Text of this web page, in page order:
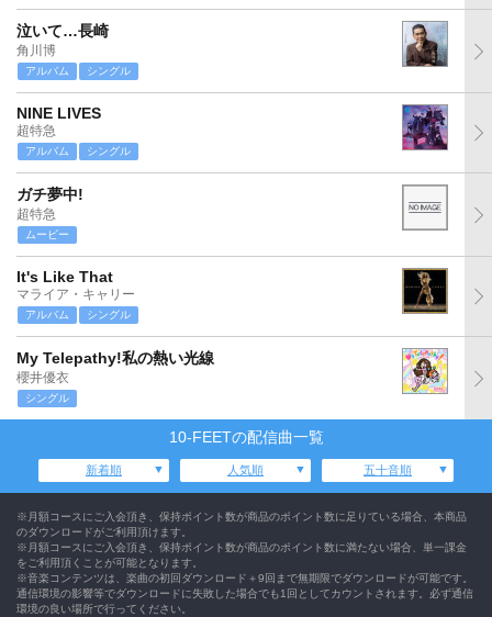
泣いて…長崎
角川博
アルバム シングル
NINE LIVES
超特急
アルバム シングル
ガチ夢中!
超特急
ムービー
It's Like That
マライア・キャリー
アルバム シングル
My Telepathy!私の熱い光線
櫻井優衣
シングル
10-FEETの配信曲一覧
新着順 人気順 五十音順
※月額コースにご入会頂き、保持ポイント数が商品のポイント数に足りている場合、本商品
のダウンロードがご利用頂けます。
※月額コースにご入会頂き、保持ポイント数が商品のポイント数に満たない場合、単一課金
をご利用頂くことが可能となります。
※音楽コンテンツは、楽曲の初回ダウンロード＋9回まで無期限でダウンロードが可能です。
通信環境の影響等でダウンロードに失敗した場合でも1回としてカウントされます。必ず通信
環境の良い場所で行ってください。